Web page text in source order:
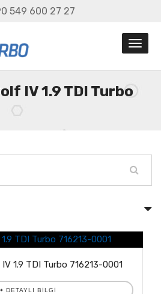
549 600 27 27
IV 1.9 TDI Turbo
1.9 TDI Turbo 716213-0001
DETAYLI BILGI